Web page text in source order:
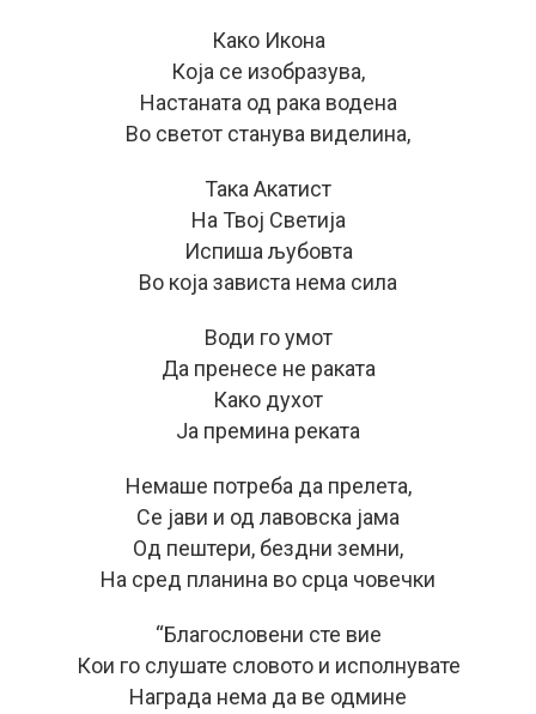
Како Икона
Која се изобразува,
Настаната од рака водена
Во светот станува виделина,
Така Акатист
На Твој Светија
Испиша љубовта
Во која зависта нема сила
Води го умот
Да пренесе не раката
Како духот
Ја премина реката
Немаше потреба да прелета,
Се јави и од лавовска јама
Од пештери, бездни земни,
На сред планина во срца човечки
“Благословени сте вие
Кои го слушате словото и исполнувате
Награда нема да ве одмине